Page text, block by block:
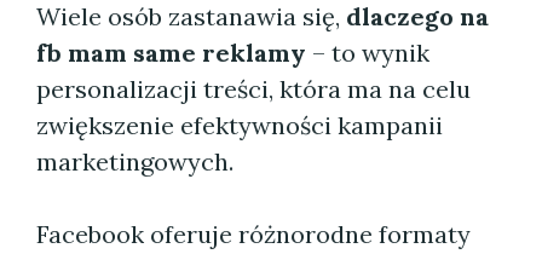
Wiele osób zastanawia się, dlaczego na
fb mam same reklamy – to wynik
personalizacji treści, która ma na celu
zwiększenie efektywności kampanii
marketingowych.
Facebook oferuje różnorodne formaty